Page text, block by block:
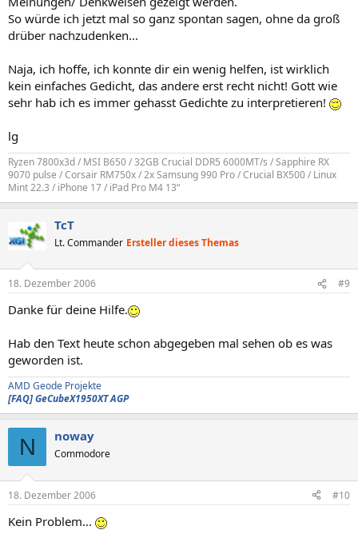
So würde ich jetzt mal so ganz spontan sagen, ohne da groß
drüber nachzudenken...
Naja, ich hoffe, ich konnte dir ein wenig helfen, ist wirklich
kein einfaches Gedicht, das andere erst recht nicht! Gott wie
sehr hab ich es immer gehasst Gedichte zu interpretieren!
lg
Ryzen 7800x3d / MSI B650 / 32GB Crucial DDR5 6000MT/s / Sapphire RX
9070 pulse / Corsair RM750x / 2x Samsung 990 Pro / Crucial BX500 / Linux
Mint 22.3 / iPhone 17 / iPad Pro M4 13“
TcT
Lt. Commander Ersteller dieses Themas
18. Dezember 2006 #9
Danke für deine Hilfe.
Hab den Text heute schon abgegeben mal sehen ob es was
geworden ist.
AMD Geode Projekte
[FAQ] GeCubeX1950XT AGP
N noway
Commodore
18. Dezember 2006 #10
Kein Problem...